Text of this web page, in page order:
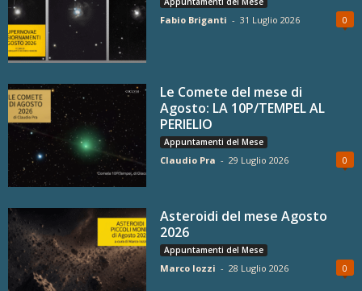
Fabio Briganti - 31 Luglio 2026 0
Le Comete del mese di
Agosto: LA 10P/TEMPEL AL
PERIELIO
Appuntamenti del Mese
Claudio Pra - 29 Luglio 2026 0
Asteroidi del mese Agosto
2026
Appuntamenti del Mese
Marco Iozzi - 28 Luglio 2026 0